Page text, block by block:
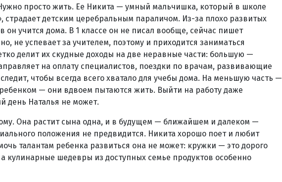
просто жить. Ее Никита — умный мальчишка, который в школе
страдает детским церебральным параличом. Из-за плохо развитых
он учится дома. В 1 классе он не писал вообще, сейчас пишет
не успевает за учителем, поэтому и приходится заниматься
делит их скудные доходы на две неравные части: большую —
на оплату специалистов, поездки по врачам, развивающие
чтобы всегда всего хватало для учебы дома. На меньшую часть —
ребенком — они вдвоем пытаются жить. Выйти на работу даже
день Наталья не может.
Она растит сына одна, и в будущем — ближайшем и далеком —
положения не предвидится. Никита хорошо поет и любит
талантам ребенка развиться она не может: кружки — это дорого
кулинарные шедевры из доступных семье продуктов особенно